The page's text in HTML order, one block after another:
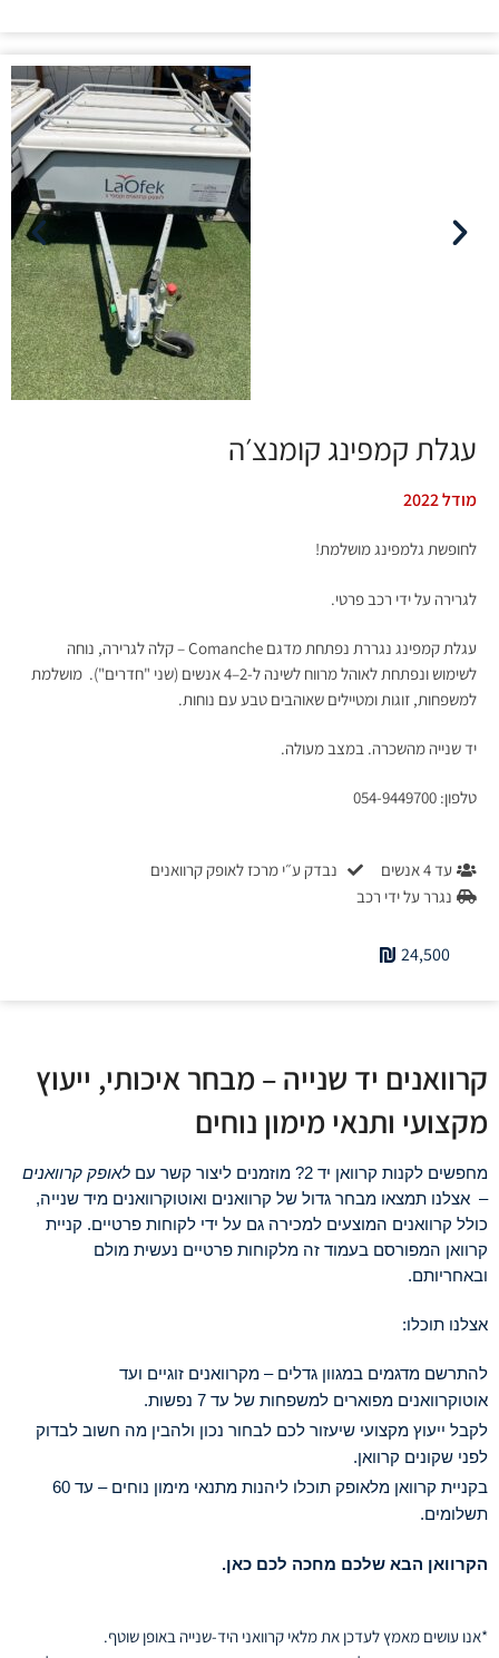
עגלת קמפינג קומנצ׳ה
מודל 2022
לחופשת גלמפינג מושלמת!
לגרירה על ידי רכב פרטי.
עגלת קמפינג נגררת נפתחת מדגם Comanche – קלה לגרירה, נוחה
לשימוש ונפתחת לאוהל מרווח לשינה ל-2–4 אנשים (שני "חדרים"). מושלמת
למשפחות, זוגות ומטיילים שאוהבים טבע עם נוחות.
יד שנייה מהשכרה. במצב מעולה.
טלפון: 054-9449700
עד 4 אנשים
נבדק ע״י מרכז לאופק קרוואנים
נגרר על ידי רכב
24,500
קרוואנים יד שנייה – מבחר איכותי, ייעוץ
מקצועי ותנאי מימון נוחים
מחפשים לקנות קרוואן יד 2? מוזמנים ליצור קשר עם
לאופק קרוואנים
– אצלנו תמצאו מבחר גדול של קרוואנים ואוטוקרוואנים מיד שנייה,
כולל קרוואנים המוצעים למכירה גם על ידי לקוחות פרטיים. קניית
קרוואן המפורסם בעמוד זה מלקוחות פרטיים נעשית מולם
ובאחריותם.
אצלנו תוכלו:
להתרשם מדגמים במגוון גדלים – מקרוואנים זוגיים ועד
אוטוקרוואנים מפוארים למשפחות של עד 7 נפשות.
לקבל ייעוץ מקצועי שיעזור לכם לבחור נכון ולהבין מה חשוב לבדוק
לפני שקונים קרוואן.
בקניית קרוואן מלאופק תוכלו ליהנות מתנאי מימון נוחים – עד 60
תשלומים.
הקרוואן הבא שלכם מחכה לכם כאן.
*אנו עושים מאמץ לעדכן את מלאי קרוואני היד-שנייה באופן שוטף.